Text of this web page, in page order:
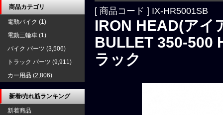
[ 商品コード ] IX-HR5001SB
IRON HEAD(アイ
BULLET 350-500
ラック
商品カテゴリ
電動バイク (1)
電動三輪車 (1)
バイク パーツ (3,506)
トラック パーツ (9,911)
カー用品 (2,806)
新着/売れ筋ランキング
新着商品